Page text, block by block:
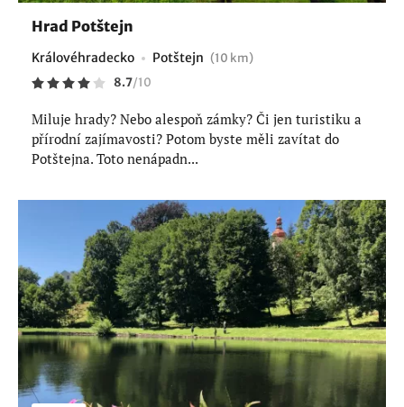
Hrad Potštejn
Královéhradecko Potštejn (10 km)
8.7/10
Miluje hrady? Nebo alespoň zámky? Či jen turistiku a
přírodní zajímavosti? Potom byste měli zavítat do
Potštejna. Toto nenápadn...